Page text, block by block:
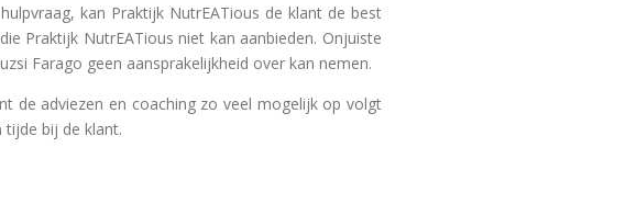
kan Praktijk NutrEATious de klant de best
Praktijk NutrEATious niet kan aanbieden. Onjuiste
Farago geen aansprakelijkheid over kan nemen.
de adviezen en coaching zo veel mogelijk op volgt
bij de klant.